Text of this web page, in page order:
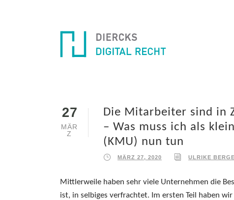
27
MÄR
Z
Die Mitarbeiter sind in
– Was muss ich als
(KMU) nun tun
MÄRZ 27, 2020 ULRIKE
Mittlerweile haben sehr viele Unternehmen die
ist, in selbiges verfrachtet. Im ersten Teil haben